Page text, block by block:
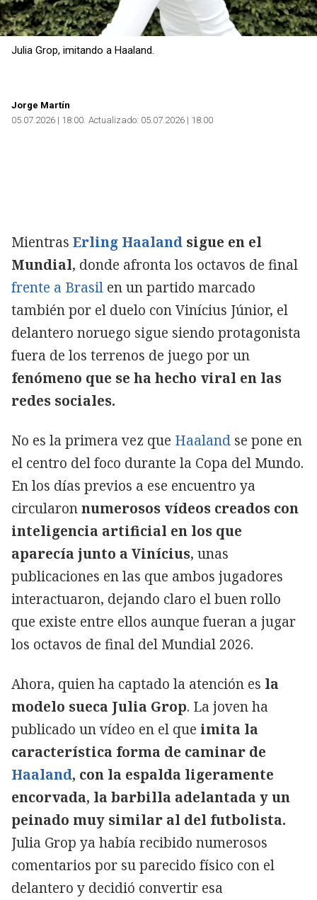
Julia Grop, imitando a Haaland.
Jorge Martín
05.07.2026 | 18:00 Actualizado: 05.07.2026 | 18:00
Mientras Erling Haaland sigue en el
Mundial, donde afronta los octavos de final
frente a Brasil en un partido marcado
también por el duelo con Vinícius Júnior, el
delantero noruego sigue siendo protagonista
fuera de los terrenos de juego por un
fenómeno que se ha hecho viral en las
redes sociales.
No es la primera vez que Haaland se pone en
el centro del foco durante la Copa del Mundo.
En los días previos a ese encuentro ya
circularonnumerosos vídeos creados con
inteligencia artificial en los que
aparecía junto a Vinícius, unas
publicaciones en las que ambos jugadores
interactuaron, dejando claro el buen rollo
que existe entre ellos aunque fueran a jugar
los octavos de final del Mundial 2026.
Ahora, quien ha captado la atención es la
modelo sueca Julia Grop. La joven ha
publicado un vídeo en el que imita la
característica forma de caminar de
Haaland, con la espalda ligeramente
encorvada, la barbilla adelantada y un
peinado muy similar al del futbolista.
Julia Grop ya había recibido numerosos
comentarios por su parecido físico con el
delantero y decidió convertir esa